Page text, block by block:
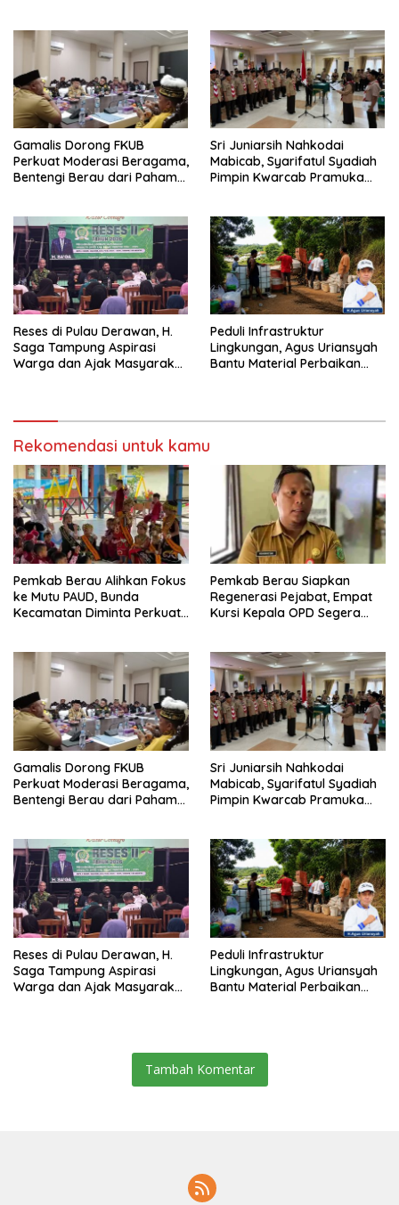
Gamalis Dorong FKUB
Perkuat Moderasi Beragama,
Bentengi Berau dari Paham
Sri Juniarsih Nahkodai
Mabicab, Syarifatul Syadiah
Pimpin Kwarcab Pramuka
Reses di Pulau Derawan, H.
Saga Tampung Aspirasi
Warga dan Ajak Masyarakat
Peduli Infrastruktur
Lingkungan, Agus Uriansyah
Bantu Material Perbaikan
Rekomendasi untuk kamu
Pemkab Berau Alihkan Fokus
ke Mutu PAUD, Bunda
Kecamatan Diminta Perkuat
Pemkab Berau Siapkan
Regenerasi Pejabat, Empat
Kursi Kepala OPD Segera
Gamalis Dorong FKUB
Perkuat Moderasi Beragama,
Bentengi Berau dari Paham
Sri Juniarsih Nahkodai
Mabicab, Syarifatul Syadiah
Pimpin Kwarcab Pramuka
Reses di Pulau Derawan, H.
Saga Tampung Aspirasi
Warga dan Ajak Masyarakat
Peduli Infrastruktur
Lingkungan, Agus Uriansyah
Bantu Material Perbaikan
Tambah Komentar